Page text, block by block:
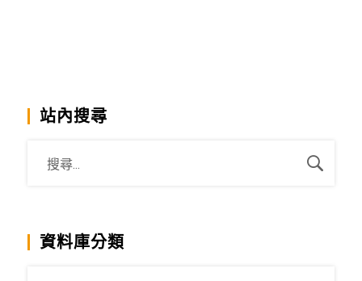
站內搜尋
資料庫分類